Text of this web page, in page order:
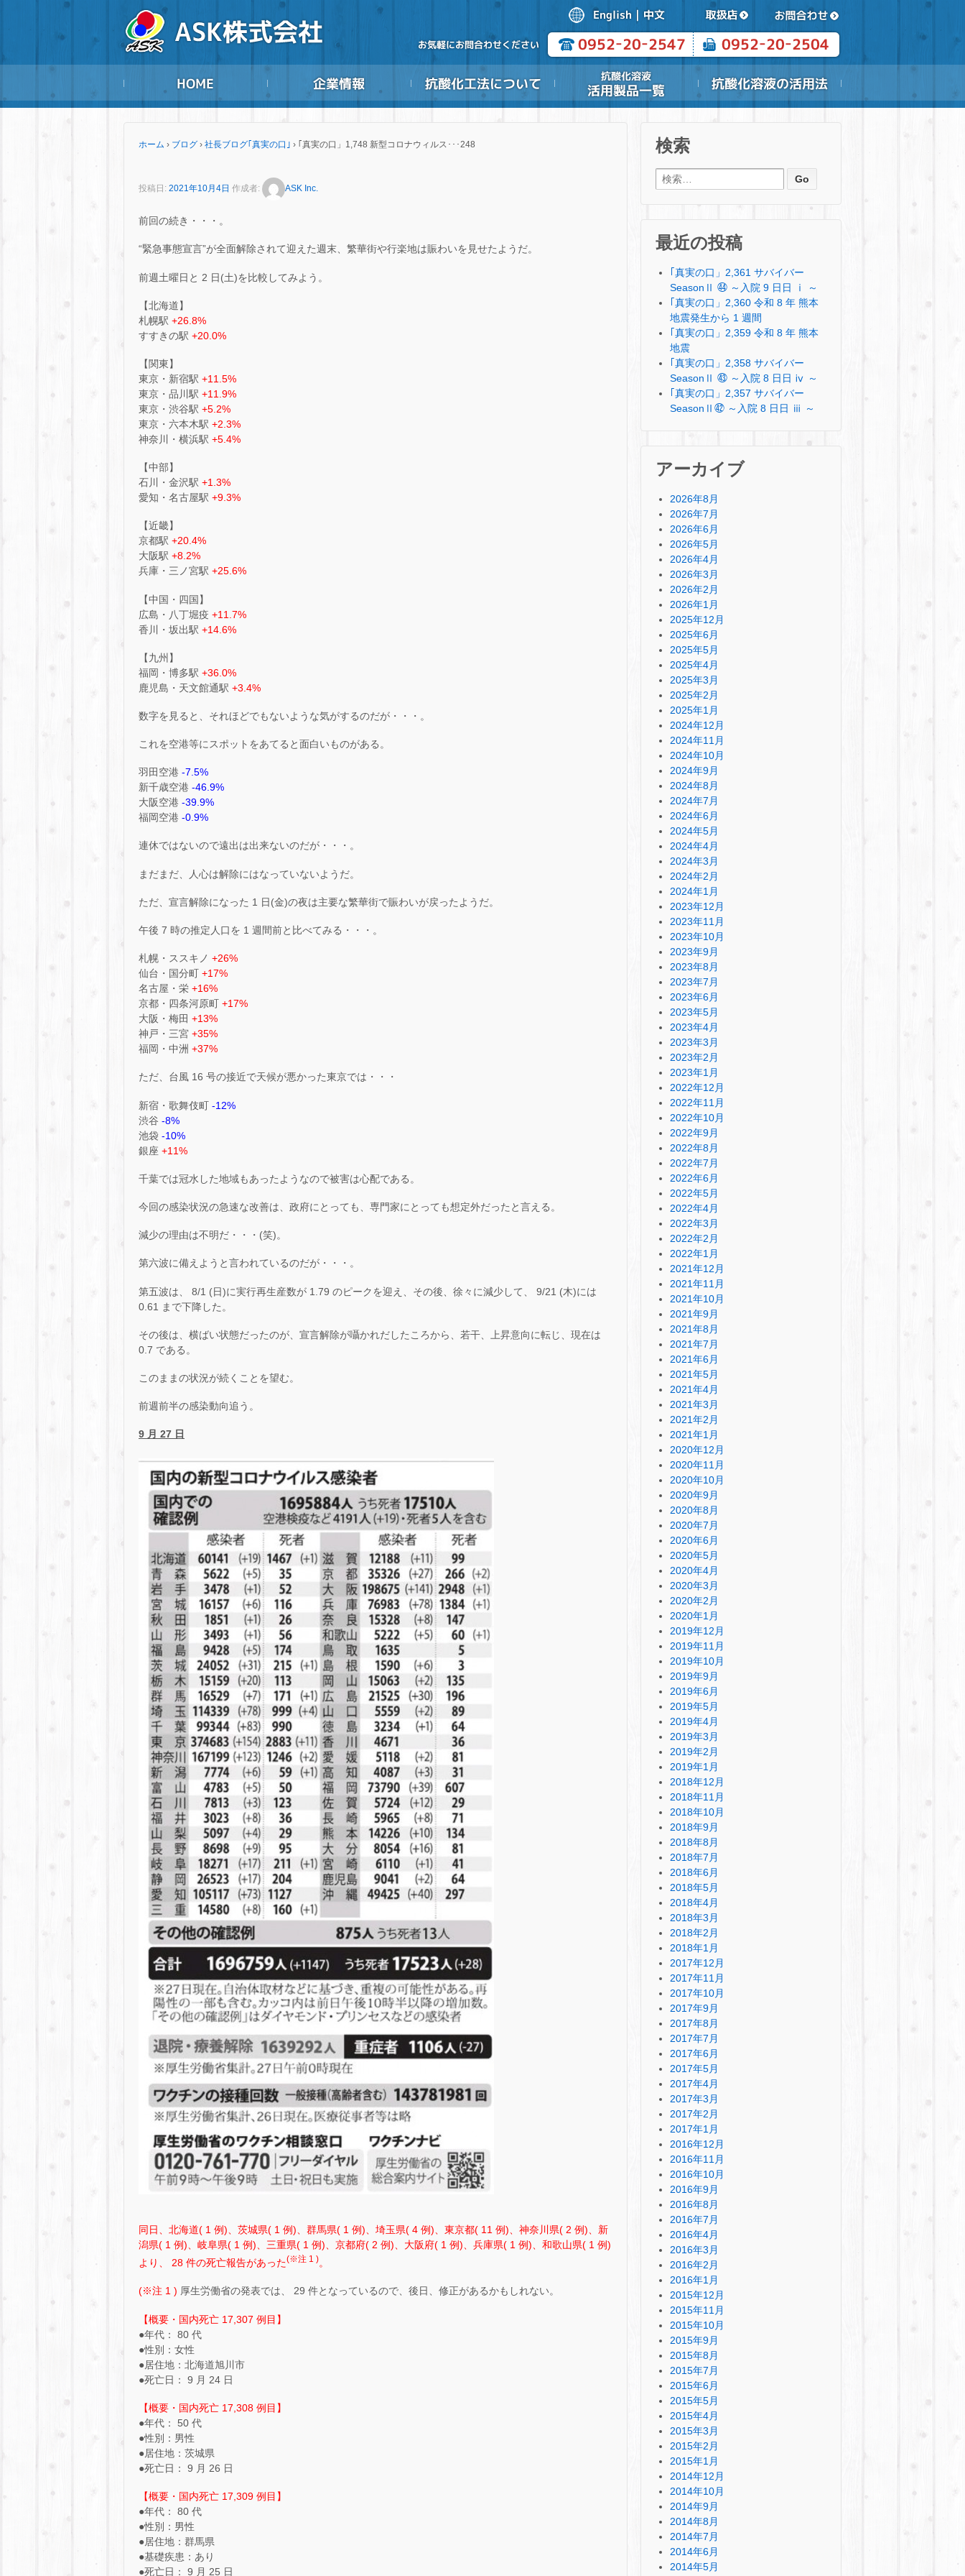
ホーム › ブログ › 社長ブログ｢真実の口｣ › ｢真実の口」1,748 新型コロナウィルス･･･248
投稿日: 2021年10月4日 作成者: ASK Inc.
前回の続き・・・。
“緊急事態宣言”が全面解除されて迎えた週末、繁華街や行楽地は賑わいを見せたようだ。
前週土曜日と 2 日(土)を比較してみよう。
【北海道】
札幌駅 +26.8%
すすきの駅 +20.0%
【関東】
東京・新宿駅 +11.5%
東京・品川駅 +11.9%
東京・渋谷駅 +5.2%
東京・六本木駅 +2.3%
神奈川・横浜駅 +5.4%
【中部】
石川・金沢駅 +1.3%
愛知・名古屋駅 +9.3%
【近畿】
京都駅 +20.4%
大阪駅 +8.2%
兵庫・三ノ宮駅 +25.6%
【中国・四国】
広島・八丁堀疫 +11.7%
香川・坂出駅 +14.6%
【九州】
福岡・博多駅 +36.0%
鹿児島・天文館通駅 +3.4%
数字を見ると、それほどでもないような気がするのだが・・・。
これを空港等にスポットをあてると面白いものがある。
羽田空港 -7.5%
新千歳空港 -46.9%
大阪空港 -39.9%
福岡空港 -0.9%
連休ではないので遠出は出来ないのだが・・・。
まだまだ、人心は解除にはなっていないようだ。
ただ、宣言解除になった 1 日(金)の夜は主要な繁華街で賑わいが戻ったようだ。
午後 7 時の推定人口を 1 週間前と比べてみる・・・。
札幌・ススキノ +26%
仙台・国分町 +17%
名古屋・栄 +16%
京都・四条河原町 +17%
大阪・梅田 +13%
神戸・三宮 +35%
福岡・中洲 +37%
ただ、台風 16 号の接近で天候が悪かった東京では・・・
新宿・歌舞伎町 -12%
渋谷 -8%
池袋 -10%
銀座 +11%
千葉では冠水した地域もあったようなので被害は心配である。
今回の感染状況の急速な改善は、政府にとっても、専門家にとっても想定外だったと言える。
減少の理由は不明だ・・・(笑)。
第六波に備えようと言われているのだが・・・。
第五波は、 8/1 (日)に実行再生産数が 1.79 のピークを迎え、その後、徐々に減少して、 9/21 (木)には
0.61 まで下降した。
その後は、横ばい状態だったのが、宣言解除が囁かれだしたころから、若干、上昇意向に転じ、現在は
0.7 である。
このままの状況が続くことを望む。
前週前半の感染動向追う。
9 月 27 日
同日、北海道( 1 例)、茨城県( 1 例)、群馬県( 1 例)、埼玉県( 4 例)、東京都( 11 例)、神奈川県( 2 例)、新
潟県( 1 例)、岐阜県( 1 例)、三重県( 1 例)、京都府( 2 例)、大阪府( 1 例)、兵庫県( 1 例)、和歌山県( 1 例)
より、 28 件の死亡報告があった(※注 1 )。
(※注 1 ) 厚生労働省の発表では、 29 件となっているので、後日、修正があるかもしれない。
【概要・国内死亡 17,307 例目】
●年代： 80 代
●性別：女性
●居住地：北海道旭川市
●死亡日： 9 月 24 日
【概要・国内死亡 17,308 例目】
●年代： 50 代
●性別：男性
●居住地：茨城県
●死亡日： 9 月 26 日
【概要・国内死亡 17,309 例目】
●年代： 80 代
●性別：男性
●居住地：群馬県
●基礎疾患：あり
●死亡日： 9 月 25 日
検索
検索:
最近の投稿
｢真実の口」2,361 サバイバー
SeasonⅡ ㊹ ～入院 9 日日 ⅰ ～
｢真実の口」2,360 令和 8 年 熊本
地震発生から 1 週間
｢真実の口」2,359 令和 8 年 熊本
地震
｢真実の口」2,358 サバイバー
SeasonⅡ ㊸ ～入院 8 日日 ⅳ ～
｢真実の口」2,357 サバイバー
SeasonⅡ㊷ ～入院 8 日日 ⅲ ～
アーカイブ
2026年8月
2026年7月
2026年6月
2026年5月
2026年4月
2026年3月
2026年2月
2026年1月
2025年12月
2025年6月
2025年5月
2025年4月
2025年3月
2025年2月
2025年1月
2024年12月
2024年11月
2024年10月
2024年9月
2024年8月
2024年7月
2024年6月
2024年5月
2024年4月
2024年3月
2024年2月
2024年1月
2023年12月
2023年11月
2023年10月
2023年9月
2023年8月
2023年7月
2023年6月
2023年5月
2023年4月
2023年3月
2023年2月
2023年1月
2022年12月
2022年11月
2022年10月
2022年9月
2022年8月
2022年7月
2022年6月
2022年5月
2022年4月
2022年3月
2022年2月
2022年1月
2021年12月
2021年11月
2021年10月
2021年9月
2021年8月
2021年7月
2021年6月
2021年5月
2021年4月
2021年3月
2021年2月
2021年1月
2020年12月
2020年11月
2020年10月
2020年9月
2020年8月
2020年7月
2020年6月
2020年5月
2020年4月
2020年3月
2020年2月
2020年1月
2019年12月
2019年11月
2019年10月
2019年9月
2019年6月
2019年5月
2019年4月
2019年3月
2019年2月
2019年1月
2018年12月
2018年11月
2018年10月
2018年9月
2018年8月
2018年7月
2018年6月
2018年5月
2018年4月
2018年3月
2018年2月
2018年1月
2017年12月
2017年11月
2017年10月
2017年9月
2017年8月
2017年7月
2017年6月
2017年5月
2017年4月
2017年3月
2017年2月
2017年1月
2016年12月
2016年11月
2016年10月
2016年9月
2016年8月
2016年7月
2016年4月
2016年3月
2016年2月
2016年1月
2015年12月
2015年11月
2015年10月
2015年9月
2015年8月
2015年7月
2015年6月
2015年5月
2015年4月
2015年3月
2015年2月
2015年1月
2014年12月
2014年10月
2014年9月
2014年8月
2014年7月
2014年6月
2014年5月